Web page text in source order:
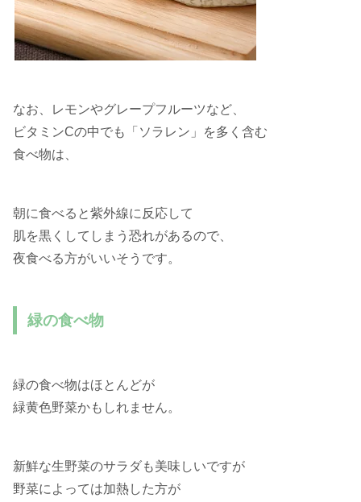
なお、レモンやグレープフルーツなど、
ビタミンCの中でも「ソラレン」を多く含む
食べ物は、
朝に食べると紫外線に反応して
肌を黒くしてしまう恐れがあるので、
夜食べる方がいいそうです。
緑の食べ物
緑の食べ物はほとんどが
緑黄色野菜かもしれません。
新鮮な生野菜のサラダも美味しいですが
野菜によっては加熱した方が